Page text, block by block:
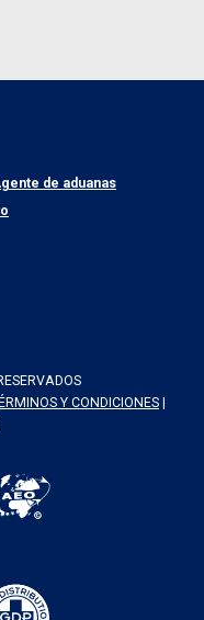
de aduanas
Y CONDICIONES |